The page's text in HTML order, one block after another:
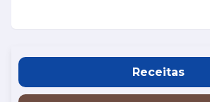
Receitas